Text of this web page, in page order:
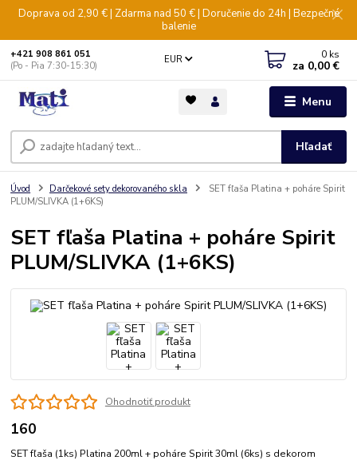
Doprava od 2,90 € | Zdarma nad 50 € | Doručenie do 24h | Bezpečné
balenie
Menu
EUR
Hľadať
+421 908 861 051
(Po - Pia 7:30-15:30)
0 ks
za 0,00 €
Úvod Darčekové sety dekorovaného skla
SET fľaša Platina + poháre Spirit
PLUM/SLIVKA (1+6KS)
SET fľaša Platina + poháre Spirit
PLUM/SLIVKA (1+6KS)
Ohodnotiť produkt
160
SET fľaša (1ks) Platina 200ml + poháre Spirit 30ml (6ks) s dekorom